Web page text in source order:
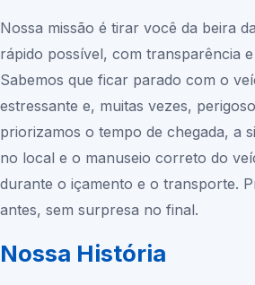
Nossa missão é tirar você da beira
rápido possível, com transparência
Sabemos que ficar parado com o
estressante e, muitas vezes,
priorizamos o tempo de chegada, a
no local e o manuseio correto do
durante o içamento e o transporte.
antes, sem surpresa no final.
Nossa História